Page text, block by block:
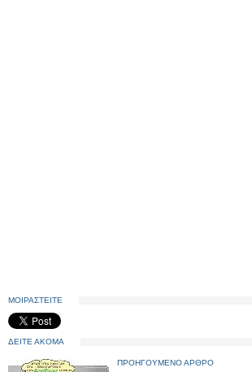
ΜΟΙΡΑΣΤΕΙΤΕ
ΔΕΙΤΕ ΑΚΟΜΑ
ΠΡΟΗΓΟΥΜΕΝΟ ΑΡΘΡΟ